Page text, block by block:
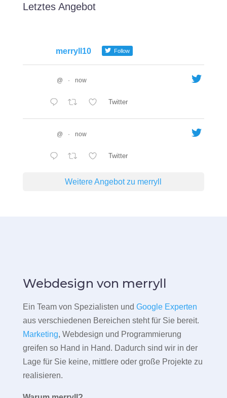
Letztes Angebot
merryll10 Follow
@ · now
Twitter
@ · now
Twitter
Weitere Angebot zu merryll
Webdesign von merryll
Ein Team von Spezialisten und Google Experten
aus verschiedenen Bereichen steht für Sie bereit.
Marketing, Webdesign und Programmierung
greifen so Hand in Hand. Dadurch sind wir in der
Lage für Sie keine, mittlere oder große Projekte zu
realisieren.